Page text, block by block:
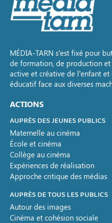
MÉDIA-TARN s’est fixé pour
de formation, de production
active et créative de l’enfant
éducatif face aux diverses
ACTIONS
AUPRÈS DES JEUNES PUBLICS
Maternelle au cinéma
École et cinéma
Collège au cinéma
Expériences de réalisation
Approche critique des médias
AUPRÈS DE TOUS LES PUBLICS
Autour des images
Cinéma et cohésion sociale